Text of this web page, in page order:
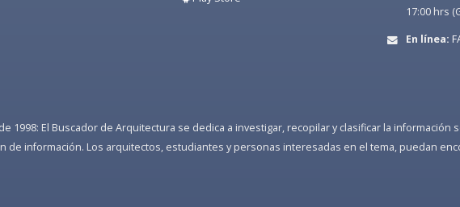
17:00 hrs
En línea:
El Buscador de Arquitectura se dedica a investigar, recopilar y clasificar la información
información. Los arquitectos, estudiantes y personas interesadas en el tema, puedan